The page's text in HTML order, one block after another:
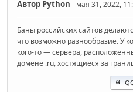
Автор Python - мая 31, 2022,
Баны российских сайтов
что возможно разнообразие. У
кого-то — сервера,
домене .ru, хостящиеся за